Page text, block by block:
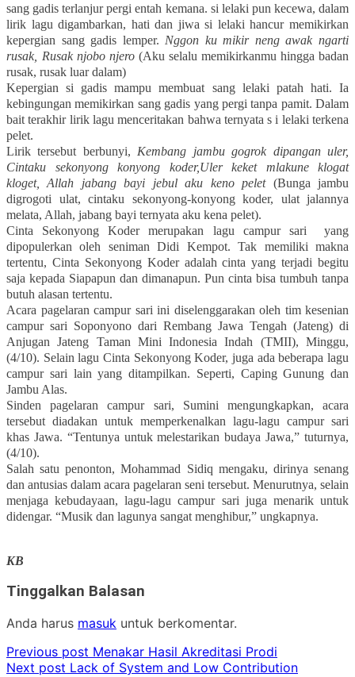
sang gadis terlanjur pergi entah kemana. si lelaki pun kecewa, dalam
lirik lagu digambarkan, hati dan jiwa si lelaki hancur memikirkan
kepergian sang gadis lemper. Nggon ku mikir neng awak ngarti
rusak,
Rusak njobo njero (Aku selalu memikirkanmu hingga badan
rusak, rusak luar dalam)
Kepergian si gadis mampu membuat sang lelaki patah hati. Ia
kebingungan memikirkan sang gadis yang pergi tanpa pamit. Dalam
bait terakhir lirik lagu menceritakan bahwa ternyata s i lelaki terkena
pelet.
Lirik tersebut berbunyi, Kembang jambu gogrok dipangan uler,
Cintaku sekonyong konyong koder,Uler keket mlakune klogat
kloget, Allah jabang bayi jebul aku keno pelet(Bunga jambu
digrogoti ulat, cintaku sekonyong-konyong koder, ulat jalannya
melata, Allah, jabang bayi ternyata aku kena pelet).
Cinta Sekonyong Koder merupakan lagu campur sari yang
dipopulerkan oleh seniman Didi Kempot. Tak memiliki makna
tertentu, Cinta Sekonyong Koder adalah cinta yang terjadi begitu
saja kepada Siapapun dan dimanapun. Pun cinta bisa tumbuh tanpa
butuh alasan tertentu.
Acara pagelaran campur sari ini diselenggarakan oleh tim kesenian
campur sari Soponyono dari Rembang Jawa Tengah (Jateng) di
Anjugan Jateng Taman Mini Indonesia Indah (TMII), Minggu,
(4/10). Selain lagu Cinta Sekonyong Koder, juga ada beberapa lagu
campur sari lain yang ditampilkan. Seperti, Caping Gunung dan
Jambu Alas.
Sinden pagelaran campur sari, Sumini mengungkapkan, acara
tersebut diadakan untuk memperkenalkan lagu-lagu campur sari
khas Jawa. “Tentunya untuk melestarikan budaya Jawa,” tuturnya,
(4/10).
Salah satu penonton, Mohammad Sidiq mengaku, dirinya senang
dan antusias dalam acara pagelaran seni tersebut. Menurutnya, selain
menjaga kebudayaan, lagu-lagu campur sari juga menarik untuk
didengar. “Musik dan lagunya sangat menghibur,” ungkapnya.
KB
Tinggalkan Balasan
Anda harus masuk untuk berkomentar.
Previous post Menakar Hasil Akreditasi Prodi
Next post Lack of System and Low Contribution